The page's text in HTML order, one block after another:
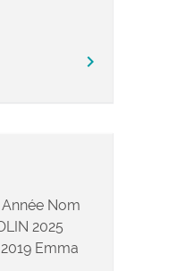
chevron_right
Nom
2025
Emma